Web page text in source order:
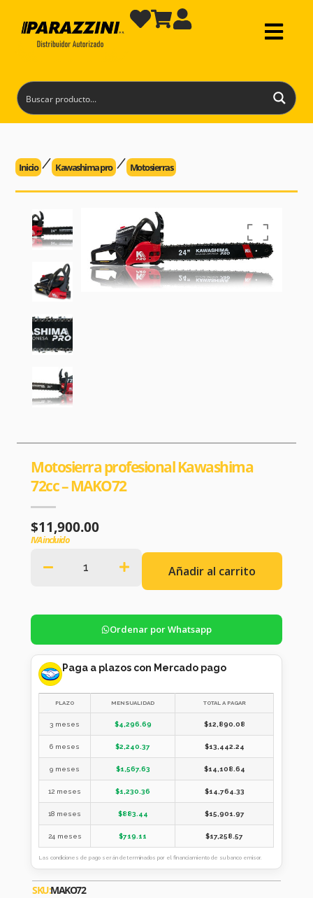
Inicio Kawashima pro Motosierras
Motosierra profesional Kawashima
72cc – MAKO72
$11,900.00
IVA incluido
Añadir al carrito
Ordenar por Whatsapp
Paga a plazos con Mercado pago
PLAZO MENSUALIDAD TOTAL A PAGAR
3 meses $4,296.69 $12,890.08
6 meses $2,240.37 $13,442.24
9 meses $1,567.63 $14,108.64
12 meses $1,230.36 $14,764.33
18 meses $883.44 $15,901.97
24 meses $719.11 $17,258.57
Las condiciones de pago serán determinados por el financiamiento de su banco emisor.
SKU:MAKO72